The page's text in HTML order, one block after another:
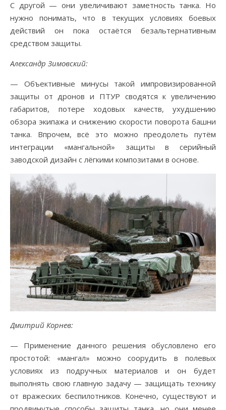
С другой — они увеличивают заметность танка. Но
нужно понимать, что в текущих условиях боевых
действий он пока остаётся безальтернативным
средством защиты.
Александр Зимовский:
— Объективные минусы такой импровизированной
защиты от дронов и ПТУР сводятся к увеличению
габаритов, потере ходовых качеств, ухудшению
обзора экипажа и снижению скорости поворота башни
танка. Впрочем, всё это можно преодолеть путём
интеграции «мангальной» защиты в серийный
заводской дизайн с лёгкими композитами в основе.
Дмитрий Корнев:
— Применение данного решения обусловлено его
простотой: «мангал» можно соорудить в полевых
условиях из подручных материалов и он будет
выполнять свою главную задачу — защищать технику
от вражеских беспилотников. Конечно, существуют и